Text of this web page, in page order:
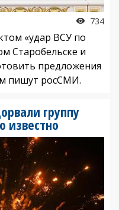
734
«удар ВСУ по
Старобельске и
предложения
пишут росСМИ.
группу
известно